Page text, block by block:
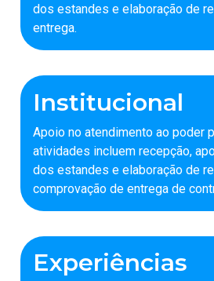
dos estandes e elaboração de
entrega.
Institucional
Apoio no atendimento ao poder
atividades incluem recepção,
dos estandes e elaboração de
comprovação de entrega de
Experiências